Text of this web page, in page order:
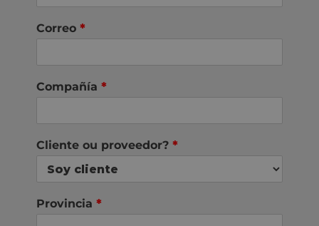
Correo *
Compañía *
Cliente ou proveedor? *
Provincia *